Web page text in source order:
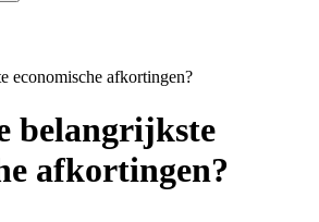
economische afkortingen?
belangrijkste
afkortingen?